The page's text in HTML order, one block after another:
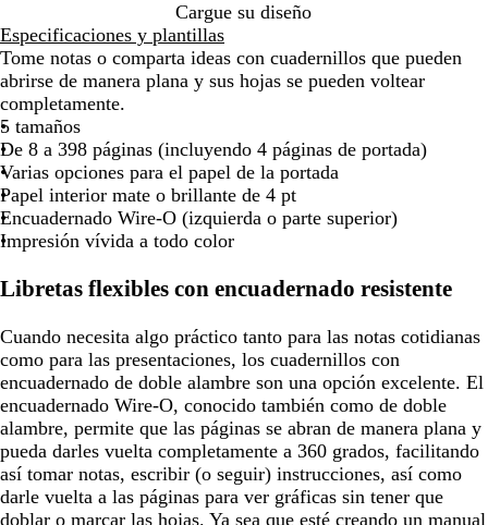
Cargue su diseño
Especificaciones y plantillas
Tome notas o comparta ideas con cuadernillos que pueden
abrirse de manera plana y sus hojas se pueden voltear
completamente.
5 tamaños
De 8 a 398 páginas (incluyendo 4 páginas de portada)
Varias opciones para el papel de la portada
Papel interior mate o brillante de 4 pt
Encuadernado Wire-O (izquierda o parte superior)
Impresión vívida a todo color
Libretas flexibles con encuadernado resistente
Cuando necesita algo práctico tanto para las notas cotidianas
como para las presentaciones, los cuadernillos con
encuadernado de doble alambre son una opción excelente. El
encuadernado Wire-O, conocido también como de doble
alambre, permite que las páginas se abran de manera plana y
pueda darles vuelta completamente a 360 grados, facilitando
así tomar notas, escribir (o seguir) instrucciones, así como
darle vuelta a las páginas para ver gráficas sin tener que
doblar o marcar las hojas. Ya sea que esté creando un manual